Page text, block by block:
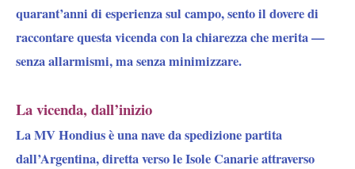
quarant’anni di esperienza sul campo, sento il dovere di
raccontare questa vicenda con la chiarezza che merita —
senza allarmismi, ma senza minimizzare.
La vicenda, dall’inizio
La MV Hondius è una nave da spedizione partita
dall’Argentina, diretta verso le Isole Canarie attraverso